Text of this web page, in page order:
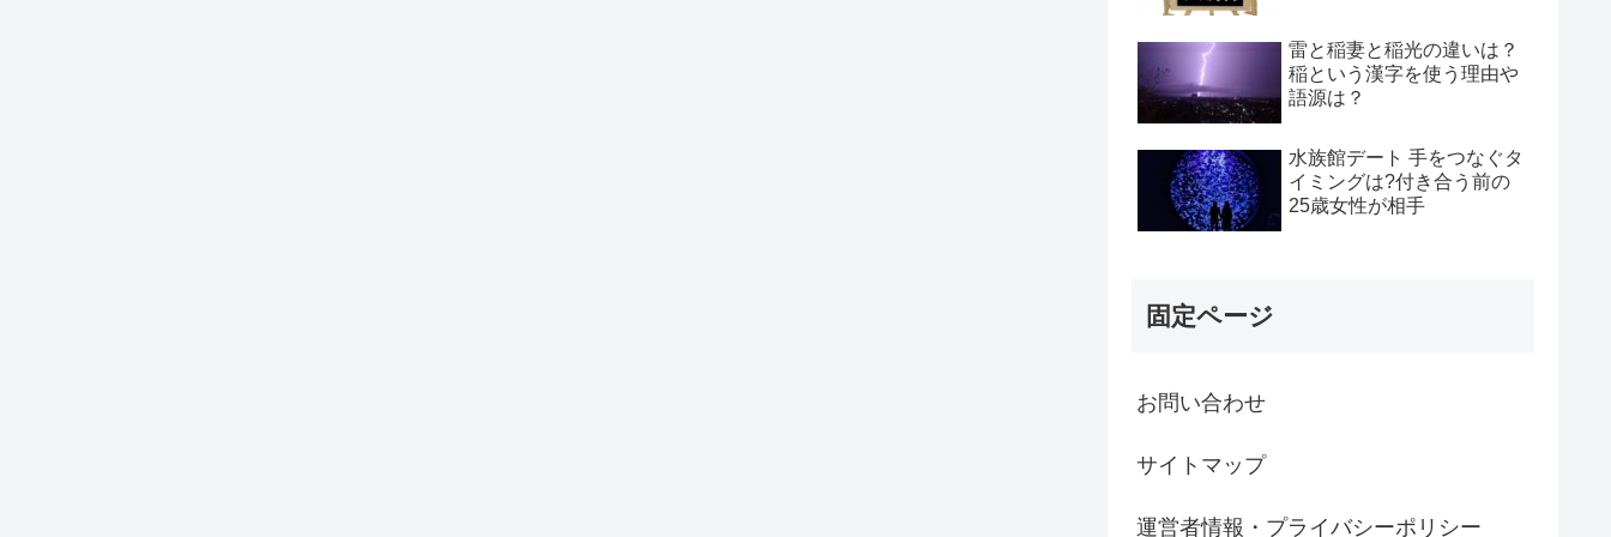
雷と稲妻と稲光の違いは？
稲という漢字を使う理由や
語源は？
水族館デート 手をつなぐタ
イミングは?付き合う前の
25歳女性が相手
固定ページ
お問い合わせ
サイトマップ
運営者情報・プライバシーポリシー